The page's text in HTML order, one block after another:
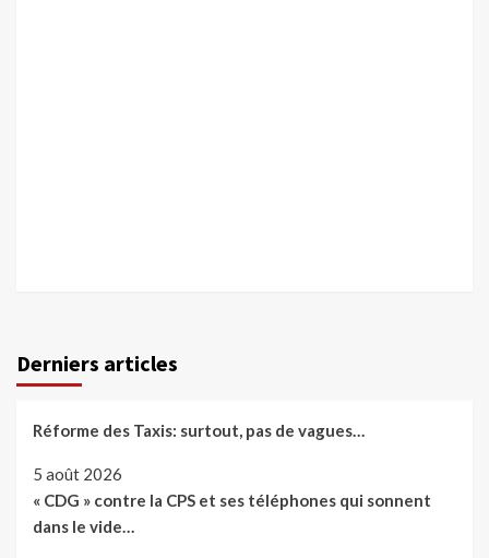
Derniers articles
Réforme des Taxis: surtout, pas de vagues…
5 août 2026
« CDG » contre la CPS et ses téléphones qui sonnent
dans le vide…